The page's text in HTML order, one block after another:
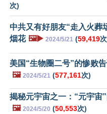
次)
中共又有好朋友“走入火葬
烟花 🖼️▶️ 2024/5/21 (59,419
美国“生物圈二号”的惨败
🖼️ 2024/5/21 (577,161次)
揭秘元宇宙之一：“元宇宙
🖼️ 2024/5/20 (50,553次)